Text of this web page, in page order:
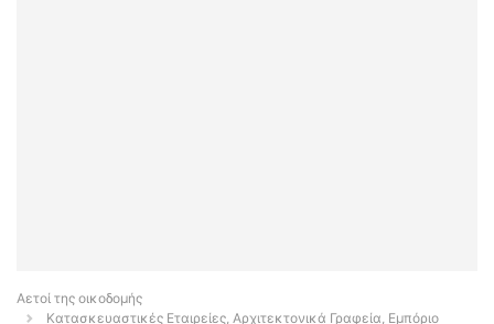
Αετοί της οικοδομής
Κατασκευαστικές Εταιρείες, Αρχιτεκτονικά Γραφεία, Εμπόριο